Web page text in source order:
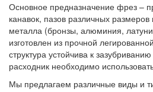
Основное предназначение фрез –
канавок, пазов различных
металла (бронзы, алюминия,
изготовлен из прочной
структура устойчива к
расходник необходимо
Мы предлагаем различные виды и